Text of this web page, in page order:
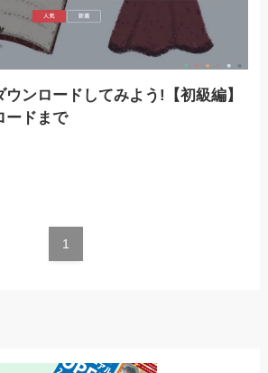
ンロードしてみよう!【初級編】
ードまで
1